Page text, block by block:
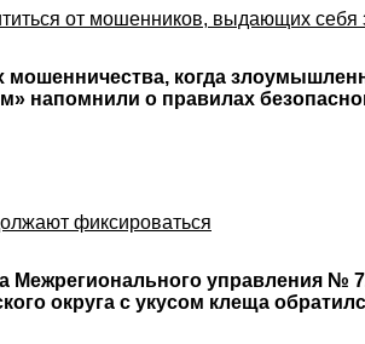
от мошенников, выдающих себя
когда
напомнили о правилах
фиксироваться
Межрегионального управления №
округа с укусом клеща